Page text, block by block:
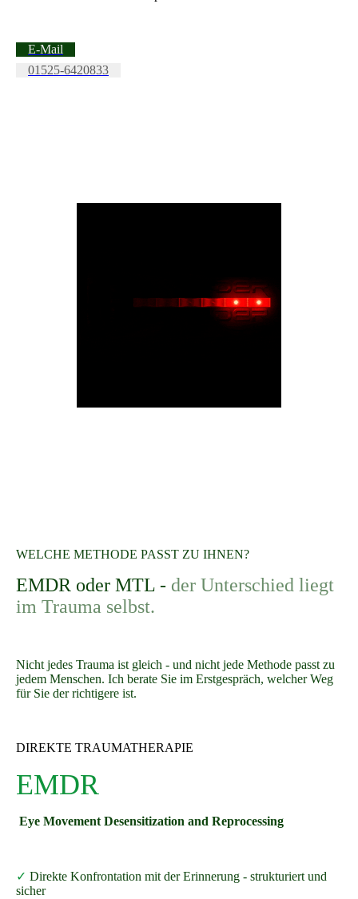
E-Mail
01525-6420833
WELCHE METHODE PASST ZU IHNEN?
EMDR oder MTL - der Unterschied liegt
im Trauma selbst.
Nicht jedes Trauma ist gleich - und nicht jede Methode passt zu
jedem Menschen. Ich berate Sie im Erstgespräch, welcher Weg
für Sie der richtigere ist.
DIREKTE TRAUMATHERAPIE
EMDR
Eye Movement Desensitization and Reprocessing
✓ Direkte Konfrontation mit der Erinnerung - strukturiert und
sicher